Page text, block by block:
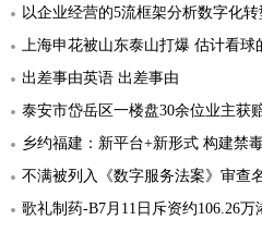
以企业经营的5流框架分析数字化转
上海申花被山东泰山打爆 估计看球
出差事由英语 出差事由
泰安市岱岳区一楼盘30余位业主获
乡约福建：新平台+新形式 构建禁
不满被列入《数字服务法案》审查名
歌礼制药-B7月11日斥资约106.26万